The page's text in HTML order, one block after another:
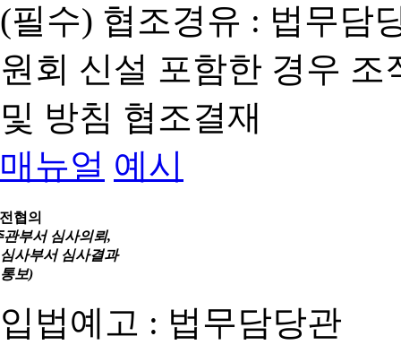
(필수) 협조경유 : 법무담
원회 신설 포함한 경우
및 방침 협조결재
매뉴얼 예시
협의
관부서 심사의뢰,
심사부서 심사결과
통보)
입법예고 : 법무담당관